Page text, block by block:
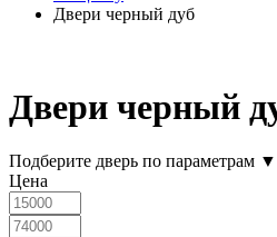
Двери черный дуб
Двери черный
Подберите дверь по параметрам ▼
Цена